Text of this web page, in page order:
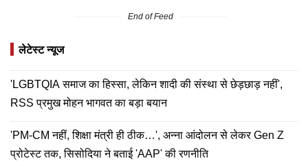
End of Feed
लेटेस्ट न्यूज
'LGBTQIA समाज का हिस्सा, लेकिन शादी की संस्था से छेड़छाड़ नहीं',
RSS प्रमुख मोहन भागवत का बड़ा बयान
'PM-CM नहीं, शिक्षा मंत्री ही ठीक…', अन्ना आंदोलन से लेकर Gen Z
प्रोटेस्ट तक, सिसोदिया ने बताई 'AAP' की रणनीति